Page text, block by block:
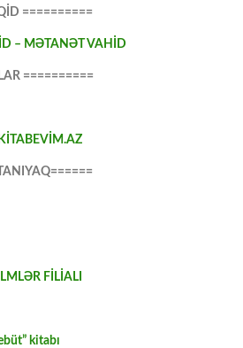
==========
– MƏTANƏT VAHİD
==========
FİLİALI
kitabı